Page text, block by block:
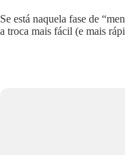
Se está naquela fase de
a troca mais fácil (e mais